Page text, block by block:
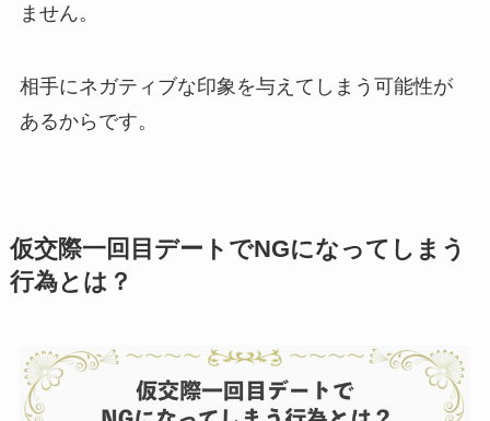
ません。
相手にネガティブな印象を与えてしまう可能性が
あるからです。
仮交際一回目デートでNGになってしまう
行為とは？